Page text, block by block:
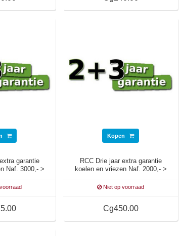
garantie
Naf. 3000,- >
Kopen
RCC Drie jaar extra garantie
koelen en vriezen Naf. 2000,- >
Niet op voorraad
Cg450.00